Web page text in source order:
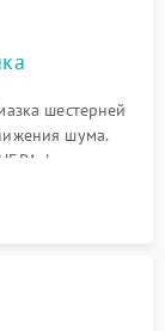
шестерней
шума.
фильтров,
разъемов и